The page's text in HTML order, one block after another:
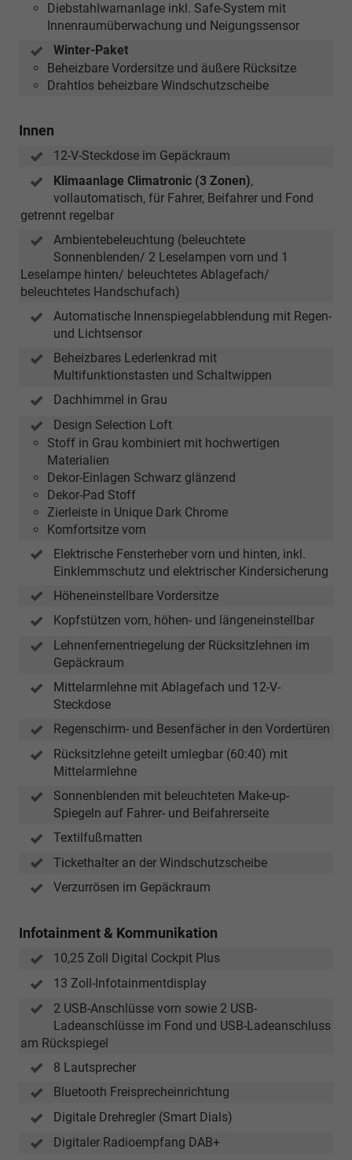
Diebstahlwarnanlage inkl. Safe-System mit
Innenraumüberwachung und Neigungssensor
Winter-Paket
Beheizbare Vordersitze und äußere Rücksitze
Drahtlos beheizbare Windschutzscheibe
Innen
12-V-Steckdose im Gepäckraum
Klimaanlage Climatronic (3 Zonen),
vollautomatisch, für Fahrer, Beifahrer und Fond
getrennt regelbar
Ambientebeleuchtung (beleuchtete
Sonnenblenden/ 2 Leselampen vorn und 1
Leselampe hinten/ beleuchtetes Ablagefach/
beleuchtetes Handschufach)
Automatische Innenspiegelabblendung mit Regen-
und Lichtsensor
Beheizbares Lederlenkrad mit
Multifunktionstasten und Schaltwippen
Dachhimmel in Grau
Design Selection Loft
Stoff in Grau kombiniert mit hochwertigen
Materialien
Dekor-Einlagen Schwarz glänzend
Dekor-Pad Stoff
Zierleiste in Unique Dark Chrome
Komfortsitze vorn
Elektrische Fensterheber vorn und hinten, inkl.
Einklemmschutz und elektrischer Kindersicherung
Höheneinstellbare Vordersitze
Kopfstützen vorn, höhen- und längeneinstellbar
Lehnenfernentriegelung der Rücksitzlehnen im
Gepäckraum
Mittelarmlehne mit Ablagefach und 12-V-
Steckdose
Regenschirm- und Besenfächer in den Vordertüren
Rücksitzlehne geteilt umlegbar (60:40) mit
Mittelarmlehne
Sonnenblenden mit beleuchteten Make-up-
Spiegeln auf Fahrer- und Beifahrerseite
Textilfußmatten
Tickethalter an der Windschutzscheibe
Verzurrösen im Gepäckraum
Infotainment & Kommunikation
10,25 Zoll Digital Cockpit Plus
13 Zoll-Infotainmentdisplay
2 USB-Anschlüsse vorn sowie 2 USB-
Ladeanschlüsse im Fond und USB-Ladeanschluss
am Rückspiegel
8 Lautsprecher
Bluetooth Freisprecheinrichtung
Digitale Drehregler (Smart Dials)
Digitaler Radioempfang DAB+